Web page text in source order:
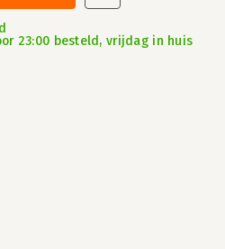
23:00 besteld, vrijdag in huis